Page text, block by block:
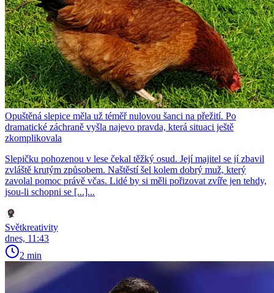
Opuštěná slepice měla už téměř nulovou šanci na přežití. Po
dramatické záchraně vyšla najevo pravda, která situaci ještě
zkomplikovala
Slepičku pohozenou v lese čekal těžký osud. Její majitel se jí zbavil
zvláště krutým způsobem. Naštěstí šel kolem dobrý muž, který
zavolal pomoc právě včas. Lidé by si měli pořizovat zvíře jen tehdy,
jsou-li schopni se [...]...
Světkreativity
dnes, 11:43
2 min